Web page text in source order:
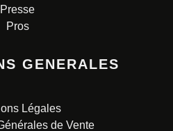
Presse
Pros
GENERALES
Légales
de Vente